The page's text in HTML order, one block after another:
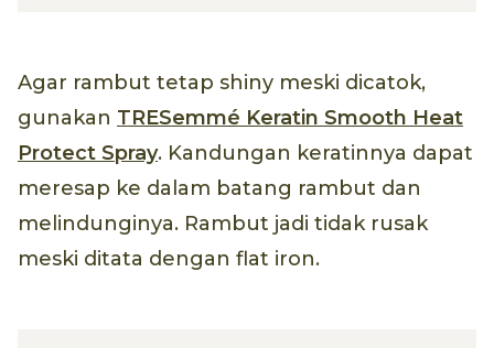
Agar rambut tetap shiny meski dicatok,
gunakan TRESemmé Keratin Smooth Heat
Protect Spray. Kandungan keratinnya dapat
meresap ke dalam batang rambut dan
melindunginya. Rambut jadi tidak rusak
meski ditata dengan flat iron.